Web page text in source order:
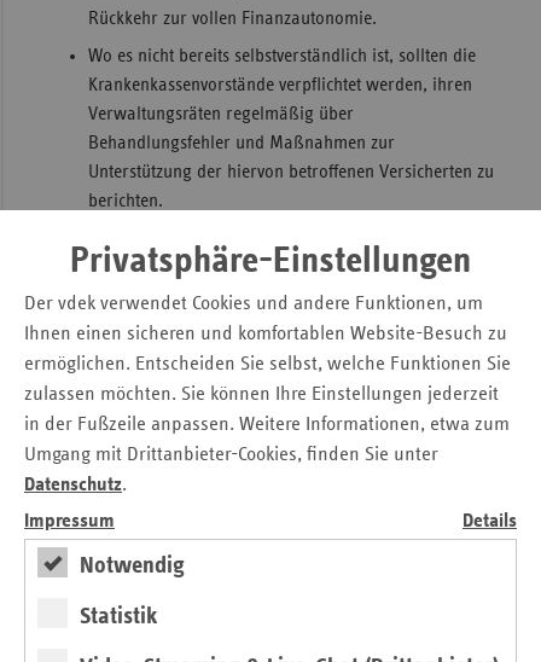
Privatsphäre-Einstellungen
Der vdek verwendet Cookies und andere Funktionen, um
Ihnen einen sicheren und komfortablen Website-Besuch zu
ermöglichen. Entscheiden Sie selbst, welche Funktionen Sie
zulassen möchten. Sie können Ihre Einstellungen jederzeit
in der Fußzeile anpassen. Weitere Informationen, etwa zum
Umgang mit Drittanbieter-Cookies, finden Sie unter
Datenschutz.
Impressum
Details
Notwendig
Statistik
Rückkehr zur vollen Finanzautonomie.
Wo es nicht bereits selbstverständlich ist, sollten die
Krankenkassenvorstände verpflichtet werden, ihren
Verwaltungsräten regelmäßig über
Behandlungsfehler und Maßnahmen zur
Unterstützung der hiervon betroffenen Versicherten zu
berichten.
Um die Transparenz zu erhöhen, schlagen wir vor:
Für ausscheidende Mitglieder nachrückende Personen
sollten von den Vorschlagslisten kommen.
Zumindest auf der Homepage des
Versicherungsträgers sollte über die Mitglieder der
Selbstverwaltung und die Gremienarbeit informiert
Kandidaten sollten nur dann zugelassen und auf der
Homepage der Kasse veröffentlicht werden, wenn
über sie ein Minimum an Informationen besteht.